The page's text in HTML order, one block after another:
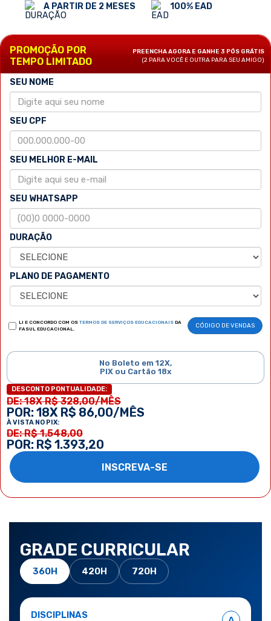
A PARTIR DE 2 MESES 100% EAD
PROMOÇÃO POR
TEMPO LIMITADO
PREENCHA AGORA E GANHE 3 PÓS GRÁTIS
(2 PARA VOCÊ E OUTRA PARA SEU AMIGO)
SEU NOME
SEU CPF
SEU MELHOR E-MAIL
SEU WHATSAPP
DURAÇÃO
PLANO DE PAGAMENTO
LI E CONCORDO COM OS TERMOS DE SERVIÇOS EDUCACIONAIS DA
FASUL EDUCACIONAL.
CÓDIGO DE VENDAS
No Boleto em 12X,
PIX ou Cartão 18x
DESCONTO PONTUALIDADE:
DE: 18X R$ 328,00/MÊS
POR: 18X R$ 86,00/MÊS
À VISTA NO PIX:
DE: R$ 1.548,00
POR: R$ 1.393,20
INSCREVA-SE
GRADE CURRICULAR
360H 420H 720H
DISCIPLINAS